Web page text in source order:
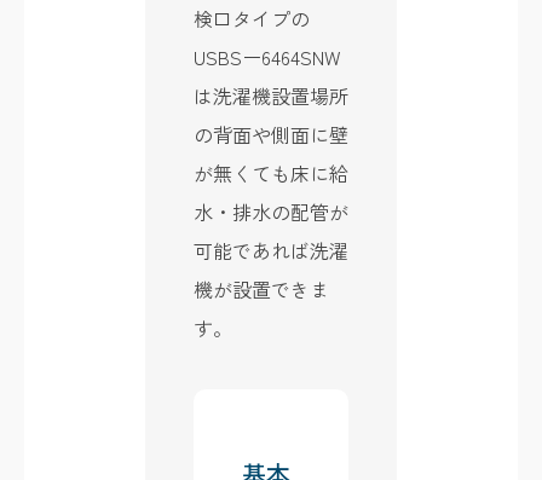
検口タイプの
USBSー6464SNW
は洗濯機設置場所
の背面や側面に壁
が無くても床に給
水・排水の配管が
可能であれば洗濯
機が設置できま
す。
基本